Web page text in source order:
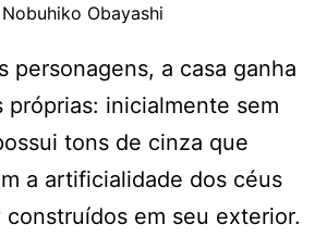
Nobuhiko Obayashi
personagens, a casa ganha
próprias: inicialmente sem
tons de cinza que
a artificialidade dos céus
em seu exterior.